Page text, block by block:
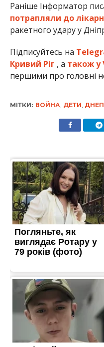
Раніше Інформатор
потрапляли до
ракетного удару у
Підписуйтесь на
Кривий Ріг , а також у
першими про головні
МІТКИ: ВОЙНА, ДЕТИ,